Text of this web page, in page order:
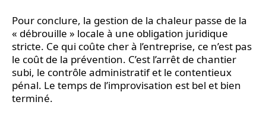
Pour conclure, la gestion de la chaleur passe de la
« débrouille » locale à une obligation juridique
stricte. Ce qui coûte cher à l’entreprise, ce n’est pas
le coût de la prévention. C’est l’arrêt de chantier
subi, le contrôle administratif et le contentieux
pénal. Le temps de l’improvisation est bel et bien
terminé.